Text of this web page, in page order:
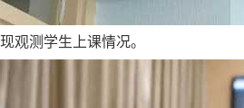
观测学生上课情况。